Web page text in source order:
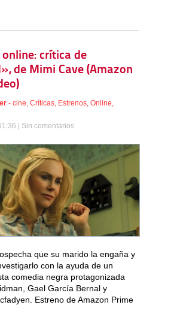
online: crítica de
de Mimi Cave (Amazon
- cine Críticas Estrenos Online
| Sin comentarios
que su marido la engaña y
con la ayuda de un
comedia negra protagonizada
Gael García Bernal y
Estreno de Amazon Prime